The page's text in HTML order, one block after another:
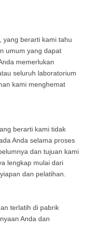
yang berarti kami tahu
umum yang dapat
memerlukan
seluruh laboratorium
kami menghemat
berarti kami tidak
Anda selama proses
dan tujuan kami
lengkap mulai dari
dan pelatihan.
terlatih di pabrik
Anda dan